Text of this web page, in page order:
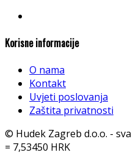
Korisne informacije
O nama
Kontakt
Uvjeti poslovanja
Zaštita privatnosti
© Hudek Zagreb d.o.o. -
= 7,53450 HRK